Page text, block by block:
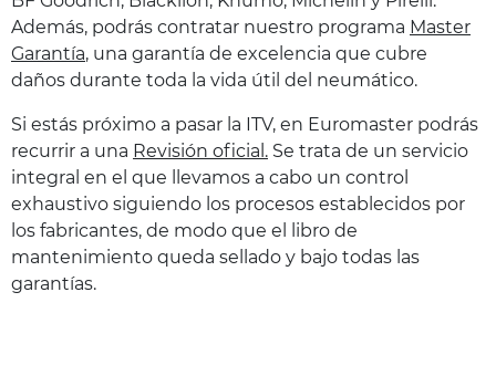
Además, podrás contratar nuestro programa Master
Garantía, una garantía de excelencia que cubre
daños durante toda la vida útil del neumático.
Si estás próximo a pasar la ITV, en Euromaster podrás
recurrir a una Revisión oficial. Se trata de un servicio
integral en el que llevamos a cabo un control
exhaustivo siguiendo los procesos establecidos por
los fabricantes, de modo que el libro de
mantenimiento queda sellado y bajo todas las
garantías.